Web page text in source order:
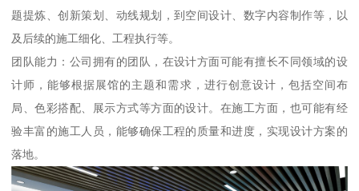
题提炼、创新策划、动线规划，到空间设计、数字内容制作等，以
及后续的施工细化、工程执行等。
团队能力：公司拥有的团队，在设计方面可能有擅长不同领域的设
计师，能够根据展馆的主题和需求，进行创意设计，包括空间布
局、色彩搭配、展示方式等方面的设计。在施工方面，也可能有经
验丰富的施工人员，能够确保工程的质量和进度，实现设计方案的
落地。